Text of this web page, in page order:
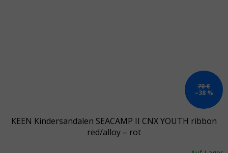
70 €
–38 %
KEEN Kindersandalen SEACAMP II CNX YOUTH ribbon
red/alloy – rot